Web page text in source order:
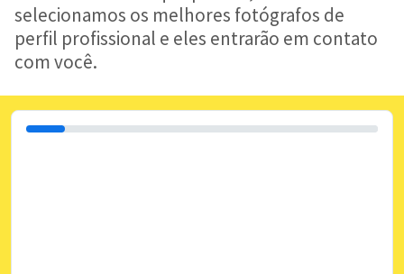
selecionamos os melhores fotógrafos de
perfil profissional e eles entrarão em contato
com você.